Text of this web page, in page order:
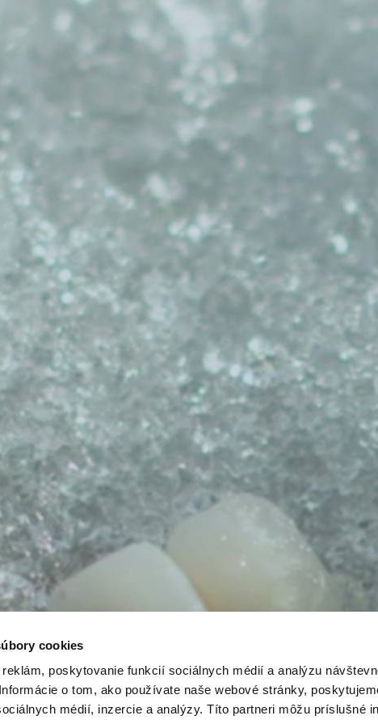
cookies
poskytovanie funkcií sociálnych médií a analýzu
o tom, ako používate naše webové stránky,
médií, inzercie a analýzy. Títo partneri môžu príslušné